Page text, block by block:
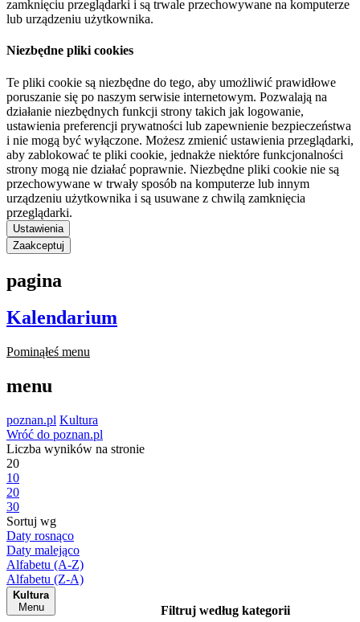
zamknięciu przeglądarki i są trwale przechowywane na komputerze
lub urządzeniu użytkownika.
Niezbędne pliki cookies
Te pliki cookie są niezbędne do tego, aby umożliwić prawidłowe
poruszanie się po naszym serwisie internetowym. Pozwalają na
działanie niezbędnych funkcji strony takich jak logowanie,
ustawienia preferencji prywatności lub zapewnienie bezpieczeństwa
i nie mogą być wyłączone. Możesz zmienić ustawienia przeglądarki,
aby zablokować te pliki cookie, jednakże niektóre funkcjonalności
strony mogą nie działać poprawnie. Niezbędne pliki cookie nie są
przechowywane w trwały sposób na komputerze lub innym
urządzeniu użytkownika i są usuwane z chwilą zamknięcia
przeglądarki.
Ustawienia
Zaakceptuj
pagina
Kalendarium
Pominąłeś menu
menu
poznan.pl Kultura
Wróć do poznan.pl
Liczba wyników na stronie
20
10
20
30
Sortuj wg
Daty rosnąco
Daty malejąco
Alfabetu (A-Z)
Alfabetu (Z-A)
Kultura
Menu
Filtruj według kategorii